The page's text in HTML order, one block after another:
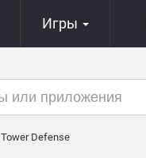
Игры
Tower Defense